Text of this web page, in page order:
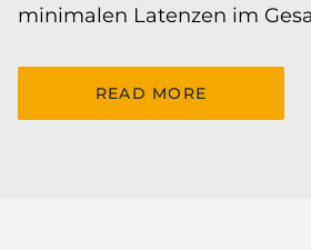
minimalen Latenzen im
READ MORE